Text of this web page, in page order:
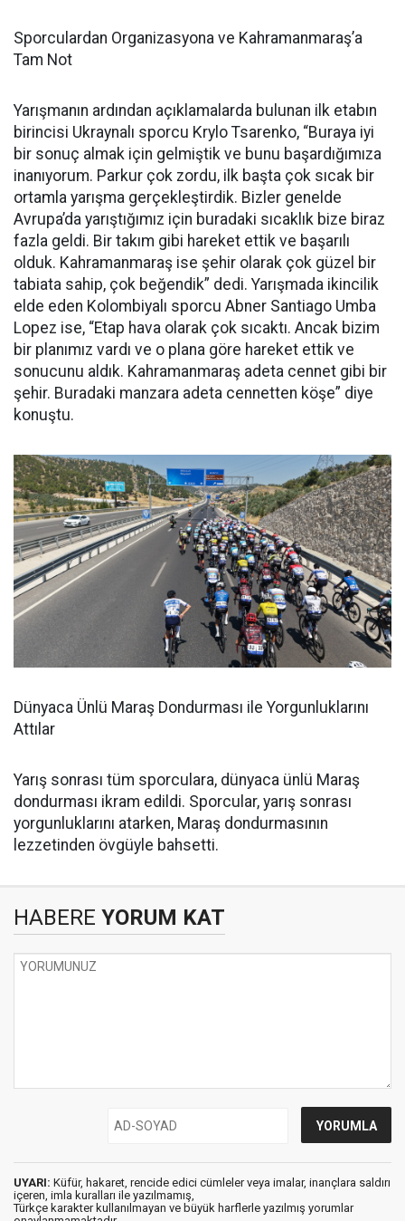
Sporculardan Organizasyona ve Kahramanmaraş’a
Tam Not
Yarışmanın ardından açıklamalarda bulunan ilk etabın
birincisi Ukraynalı sporcu Krylo Tsarenko, “Buraya iyi
bir sonuç almak için gelmiştik ve bunu başardığımıza
inanıyorum. Parkur çok zordu, ilk başta çok sıcak bir
ortamla yarışma gerçekleştirdik. Bizler genelde
Avrupa’da yarıştığımız için buradaki sıcaklık bize biraz
fazla geldi. Bir takım gibi hareket ettik ve başarılı
olduk. Kahramanmaraş ise şehir olarak çok güzel bir
tabiata sahip, çok beğendik” dedi. Yarışmada ikincilik
elde eden Kolombiyalı sporcu Abner Santiago Umba
Lopez ise, “Etap hava olarak çok sıcaktı. Ancak bizim
bir planımız vardı ve o plana göre hareket ettik ve
sonucunu aldık. Kahramanmaraş adeta cennet gibi bir
şehir. Buradaki manzara adeta cennetten köşe” diye
konuştu.
Dünyaca Ünlü Maraş Dondurması ile Yorgunluklarını
Attılar
Yarış sonrası tüm sporculara, dünyaca ünlü Maraş
dondurması ikram edildi. Sporcular, yarış sonrası
yorgunluklarını atarken, Maraş dondurmasının
lezzetinden övgüyle bahsetti.
HABERE YORUM KAT
UYARI: Küfür, hakaret, rencide edici cümleler veya imalar, inançlara saldırı
içeren, imla kuralları ile yazılmamış,
Türkçe karakter kullanılmayan ve büyük harflerle yazılmış yorumlar